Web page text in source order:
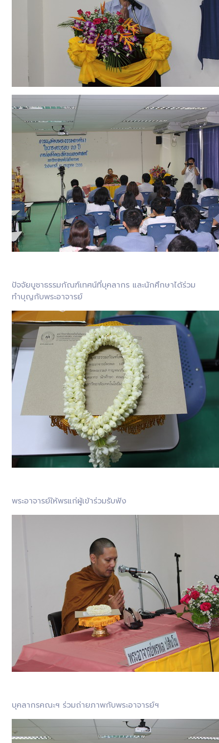
ปัจจัยบูชาธรรมกัณฑ์เทศน์ที่บุคลากร และนักศึกษาได้ร่วม
ทำบุญกับพระอาจารย์
พระอาจารย์ให้พรแก่ผู้เข้าร่วมรับฟัง
บุคลากรคณะฯ ร่วมถ่ายภาพกับพระอาจารย์ฯ